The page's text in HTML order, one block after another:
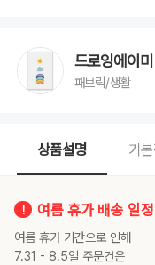
드로잉에이미
패브릭/생활
상품설명 기
여름 휴가 배송 일
여름 휴가 기간으로 인해
7.31 - 8.5일 주문건은